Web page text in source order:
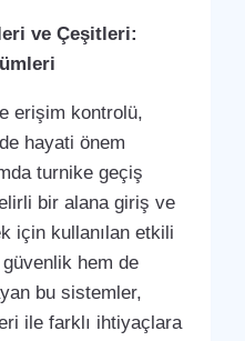
ve Çeşitleri:
erişim kontrolü,
hayati önem
turnike geçiş
bir alana giriş ve
için kullanılan etkili
hem de
bu sistemler,
ile farklı ihtiyaçlara